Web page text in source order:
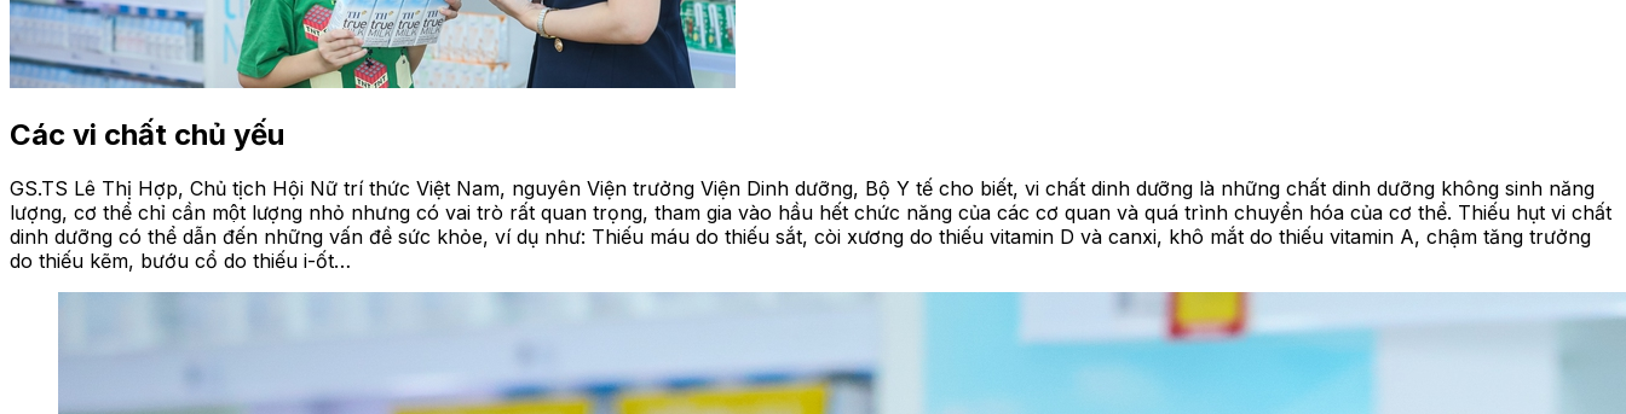
Các vi chất chủ yếu
GS.TS Lê Thị Hợp, Chủ tịch Hội Nữ trí thức Việt Nam, nguyên Viện trưởng Viện Dinh dưỡng, Bộ Y tế cho biết, vi chất dinh dưỡng là những chất dinh dưỡng không sinh năng
lượng, cơ thể chỉ cần một lượng nhỏ nhưng có vai trò rất quan trọng, tham gia vào hầu hết chức năng của các cơ quan và quá trình chuyển hóa của cơ thể. Thiếu hụt vi chất
dinh dưỡng có thể dẫn đến những vấn đề sức khỏe, ví dụ như: Thiếu máu do thiếu sắt, còi xương do thiếu vitamin D và canxi, khô mắt do thiếu vitamin A, chậm tăng trưởng
do thiếu kẽm, bướu cổ do thiếu i-ốt…